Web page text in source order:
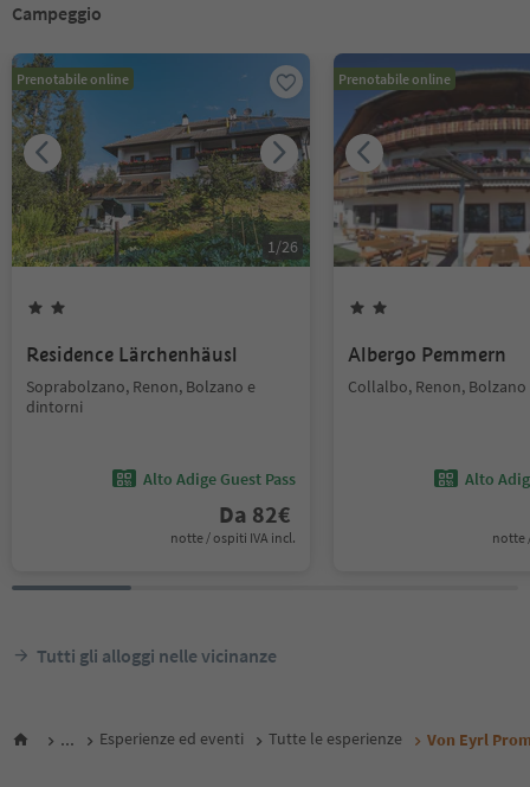
Campeggio
Prenotabile online
1/26
Residence Lärchenhäusl
Soprabolzano, Renon, Bolzano e
dintorni
Alto Adige Guest Pass
Da 82€
notte / ospiti IVA incl.
Prenotabile online
Albergo Pemmern
Collalbo, Renon,
Alto
notte
Tutti gli alloggi nelle vicinanze
... Esperienze ed eventi Tutte le esperienze Von Eyrl